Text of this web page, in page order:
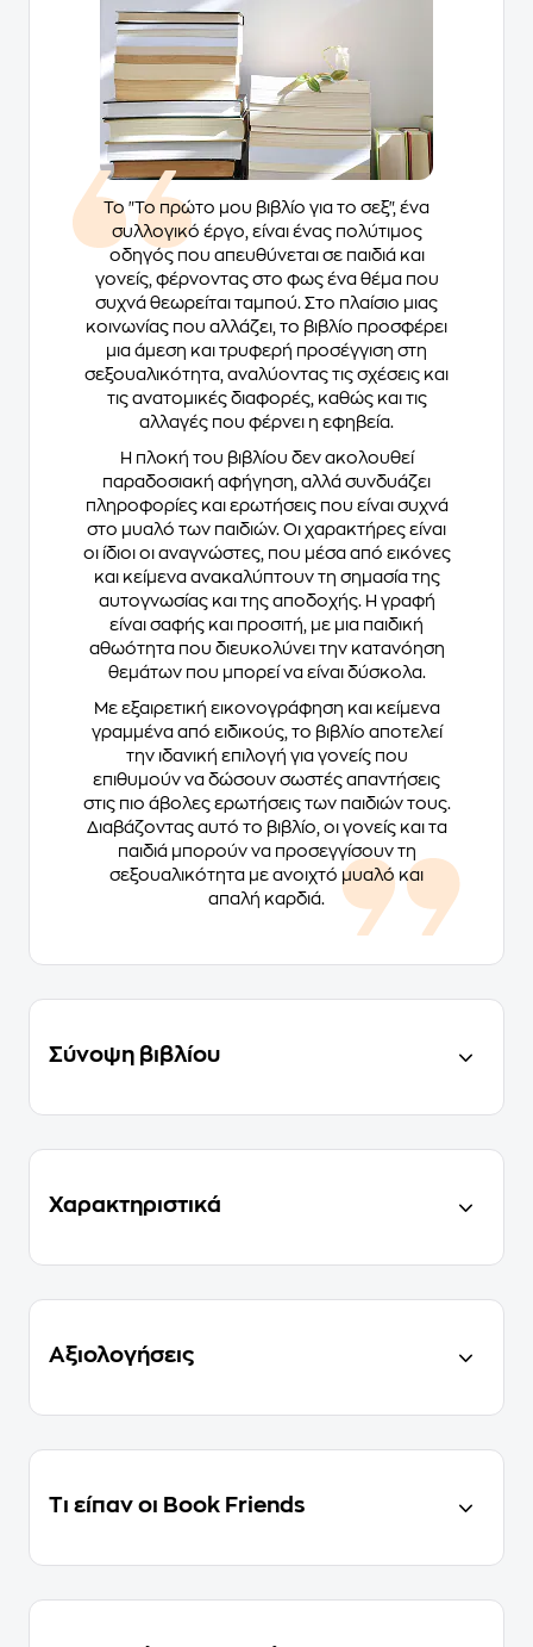
Το "Το πρώτο μου βιβλίο για το σεξ", ένα
συλλογικό έργο, είναι ένας πολύτιμος
οδηγός που απευθύνεται σε παιδιά και
γονείς, φέρνοντας στο φως ένα θέμα που
συχνά θεωρείται ταμπού. Στο πλαίσιο μιας
κοινωνίας που αλλάζει, το βιβλίο προσφέρει
μια άμεση και τρυφερή προσέγγιση στη
σεξουαλικότητα, αναλύοντας τις σχέσεις και
τις ανατομικές διαφορές, καθώς και τις
αλλαγές που φέρνει η εφηβεία.
Η πλοκή του βιβλίου δεν ακολουθεί
παραδοσιακή αφήγηση, αλλά συνδυάζει
πληροφορίες και ερωτήσεις που είναι συχνά
στο μυαλό των παιδιών. Οι χαρακτήρες είναι
οι ίδιοι οι αναγνώστες, που μέσα από εικόνες
και κείμενα ανακαλύπτουν τη σημασία της
αυτογνωσίας και της αποδοχής. Η γραφή
είναι σαφής και προσιτή, με μια παιδική
αθωότητα που διευκολύνει την κατανόηση
θεμάτων που μπορεί να είναι δύσκολα.
Με εξαιρετική εικονογράφηση και κείμενα
γραμμένα από ειδικούς, το βιβλίο αποτελεί
την ιδανική επιλογή για γονείς που
επιθυμούν να δώσουν σωστές απαντήσεις
στις πιο άβολες ερωτήσεις των παιδιών τους.
Διαβάζοντας αυτό το βιβλίο, οι γονείς και τα
παιδιά μπορούν να προσεγγίσουν τη
σεξουαλικότητα με ανοιχτό μυαλό και
απαλή καρδιά.
Σύνοψη βιβλίου
Χαρακτηριστικά
Αξιολογήσεις
Τι είπαν οι Book Friends